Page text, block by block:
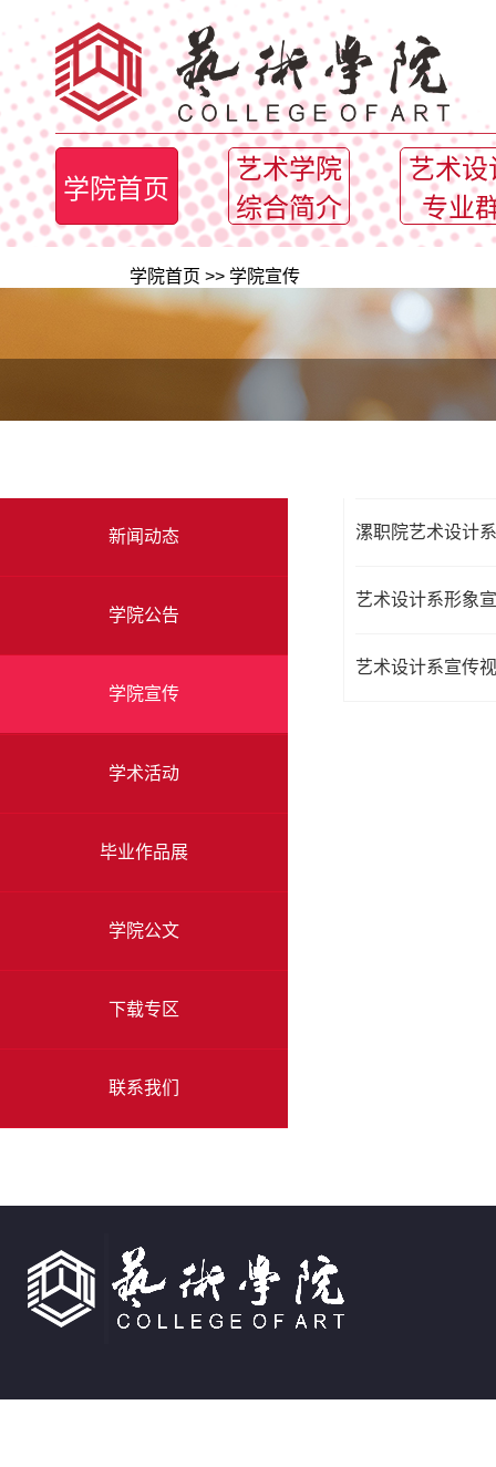
学院首页
艺术学院
综合简介
艺术设
专业
学院首页 >> 学院宣传
新闻动态
学院公告
学院宣传
学术活动
毕业作品展
学院公文
下载专区
联系我们
漯职院艺术设计
艺术设计系形象
艺术设计系宣传